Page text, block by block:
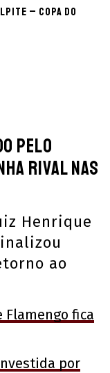
– Copa do
pelo
rival nas
Henrique
ao
Flamengo fica
por